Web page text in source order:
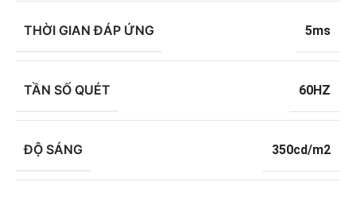
THỜI GIAN ĐÁP ỨNG 5ms
TẦN SỐ QUÉT 60HZ
ĐỘ SÁNG 350cd/m2